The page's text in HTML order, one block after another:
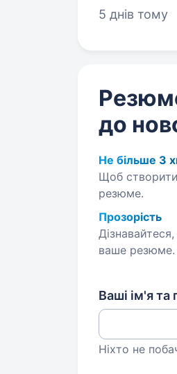
5 днів тому
до
Не більше 3
Щоб
резюме.
Прозорість
ваше резюме.
Ваші ім'я та
Ніхто не